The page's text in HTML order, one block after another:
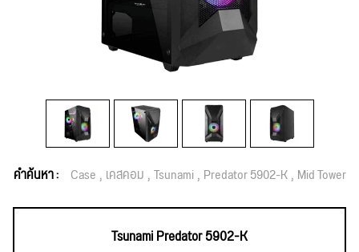
คำค้นหา : Case เคสคอม Tsunami Predator 5902-K Mid Tower
Tsunami Predator 5902-K